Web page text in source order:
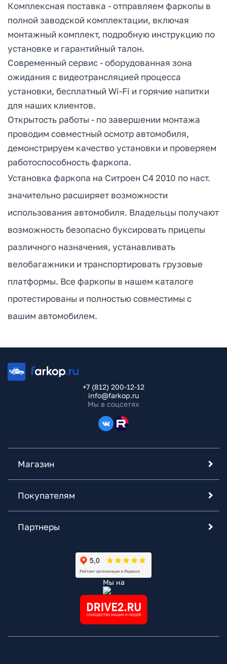
Комплексная поставка - отправляем фаркопы в
полной заводской комплектации, включая
монтажный комплект, подробную инструкцию по
установке и гарантийный талон.
Современный сервис - оборудованная зона
ожидания с видеотрансляцией процесса
установки, бесплатный Wi-Fi и горячие напитки
для наших клиентов.
Открытость работы - по завершении монтажа
проводим совместный осмотр автомобиля,
демонстрируем качество установки и проверяем
работоспособность фаркопа.
Установка фаркопа на Ситроен С4 2010 по наст.
значительно расширяет возможности
использования автомобиля. Владельцы получают
возможность безопасно буксировать прицепы
различного назначения, устанавливать
велобагажники и транспортировать грузовые
платформы. Все фаркопы в нашем каталоге
протестированы и полностью совместимы с
вашим автомобилем.
+7 (812) 200-12-12
info@farkop.ru
Мы в соцсетях
Магазин
Покупателям
Партнеры
Мы на